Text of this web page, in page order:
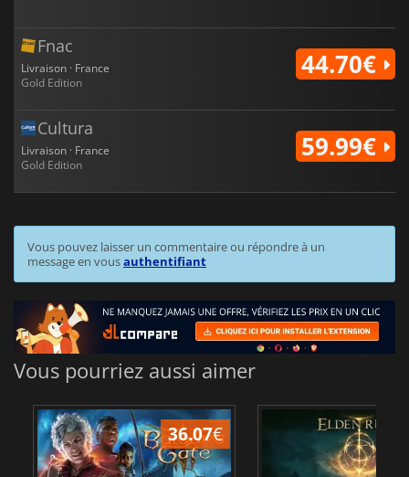
Fnac
Livraison · France
Gold Edition
44.70€
Cultura
Livraison · France
Gold Edition
59.99€
Vous pouvez laisser un commentaire ou répondre à un
message en vousauthentifiant
Vous pourriez aussi aimer
36.07€